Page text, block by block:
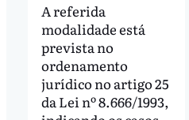
A referida
modalidade está
prevista no
ordenamento
jurídico no artigo 25
da Lei nº 8.666/1993,